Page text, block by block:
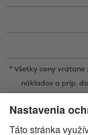
* Všetky ceny vrátane
nákladov a príp.
spoločnosť Bluetooth